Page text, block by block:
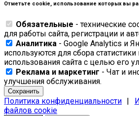
Отметьте cookie, использование которых вы
Обязательные - технические
для работы сайта, регистрации и
Аналитика - Google Analytics и
используются для сбора статистики
использования сайта с целью его
Реклама и маркетинг - Чат и
улучшения обслуживания.
Сохранить
Политика конфиденциальности
файлов cookie